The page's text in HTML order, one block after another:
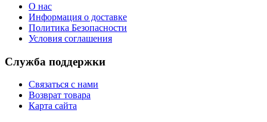
О нас
Информация о доставке
Политика Безопасности
Условия соглашения
Служба поддержки
Связаться с нами
Возврат товара
Карта сайта